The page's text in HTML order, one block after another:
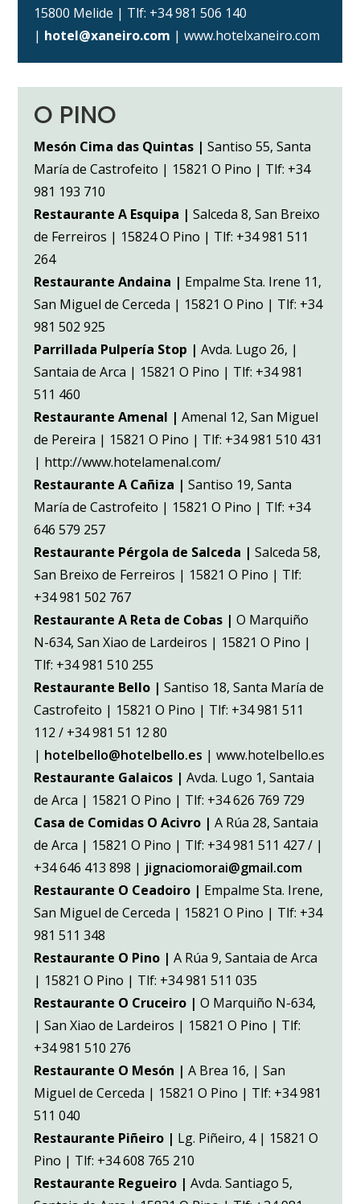
15800 Melide | Tlf: +34 981 506 140
| hotel@xaneiro.com | www.hotelxaneiro.com
O PINO
Mesón Cima das Quintas |Santiso 55, Santa
María de Castrofeito | 15821 O Pino | Tlf: +34
981 193 710
Restaurante A Esquipa |Salceda 8, San Breixo
de Ferreiros | 15824 O Pino | Tlf: +34 981 511
264
Restaurante Andaina | Empalme Sta. Irene 11,
San Miguel de Cerceda | 15821 O Pino | Tlf: +34
981 502 925
Parrillada Pulpería Stop |Avda. Lugo 26, |
Santaia de Arca | 15821 O Pino | Tlf: +34 981
511 460
Restaurante Amenal |Amenal 12, San Miguel
de Pereira | 15821 O Pino | Tlf: +34 981 510 431
| http://www.hotelamenal.com/
Restaurante A Cañiza |Santiso 19, Santa
María de Castrofeito | 15821 O Pino | Tlf: +34
646 579 257
Restaurante Pérgola de Salceda |Salceda 58,
San Breixo de Ferreiros | 15821 O Pino | Tlf:
+34 981 502 767
Restaurante A Reta de Cobas |O Marquiño
N-634, San Xiao de Lardeiros | 15821 O Pino |
Tlf: +34 981 510 255
Restaurante Bello |Santiso 18, Santa María de
Castrofeito | 15821 O Pino | Tlf: +34 981 511
112 / +34 981 51 12 80
| hotelbello@hotelbello.es | www.hotelbello.es
Restaurante Galaicos |Avda. Lugo 1, Santaia
de Arca | 15821 O Pino | Tlf: +34 626 769 729
Casa de Comidas O Acivro |A Rúa 28, Santaia
de Arca | 15821 O Pino | Tlf: +34 981 511 427 / |
+34 646 413 898 | jignaciomorai@gmail.com
Restaurante O Ceadoiro | Empalme Sta. Irene,
San Miguel de Cerceda | 15821 O Pino | Tlf: +34
981 511 348
Restaurante O Pino |A Rúa 9, Santaia de Arca
| 15821 O Pino | Tlf: +34 981 511 035
Restaurante O Cruceiro |O Marquiño N-634,
| San Xiao de Lardeiros | 15821 O Pino | Tlf:
+34 981 510 276
Restaurante O Mesón |A Brea 16, | San
Miguel de Cerceda | 15821 O Pino | Tlf: +34 981
511 040
Restaurante Piñeiro | Lg. Piñeiro, 4 | 15821 O
Pino | Tlf: +34 608 765 210
Restaurante Regueiro |Avda. Santiago 5,